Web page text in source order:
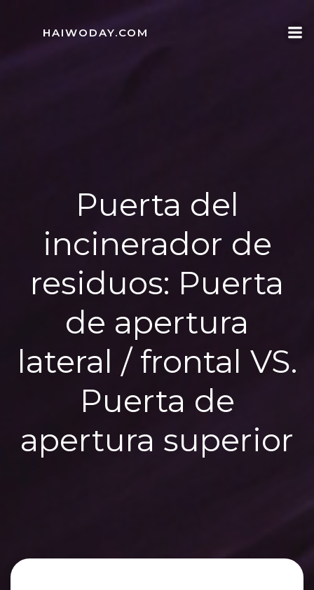
HAIWODAY.COM
Puerta del
incinerador de
residuos: Puerta
de apertura
lateral / frontal VS.
Puerta de
apertura superior